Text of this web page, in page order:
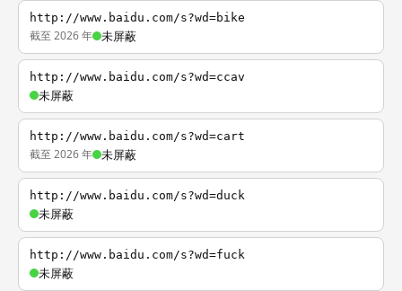
http://www.baidu.com/s?wd=bike
截至 2026 年 未屏蔽
http://www.baidu.com/s?wd=ccav
未屏蔽
http://www.baidu.com/s?wd=cart
截至 2026 年 未屏蔽
http://www.baidu.com/s?wd=duck
未屏蔽
http://www.baidu.com/s?wd=fuck
未屏蔽